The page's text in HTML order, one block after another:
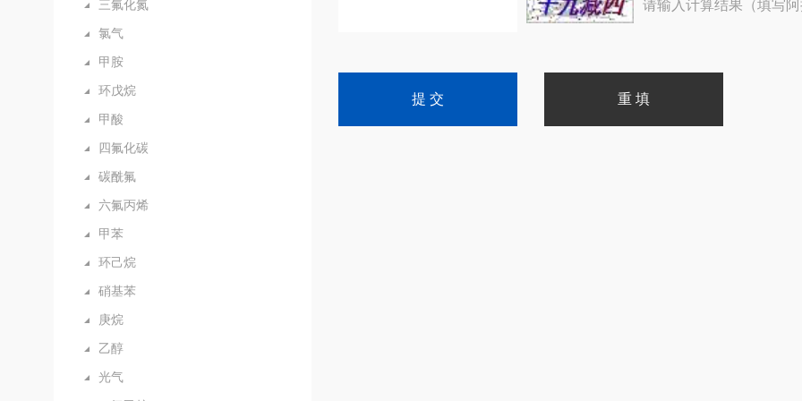
三氟化氮
氯气
甲胺
环戊烷
甲酸
四氟化碳
碳酰氟
六氟丙烯
甲苯
环己烷
硝基苯
庚烷
乙醇
光气
请输入计算结果（填写